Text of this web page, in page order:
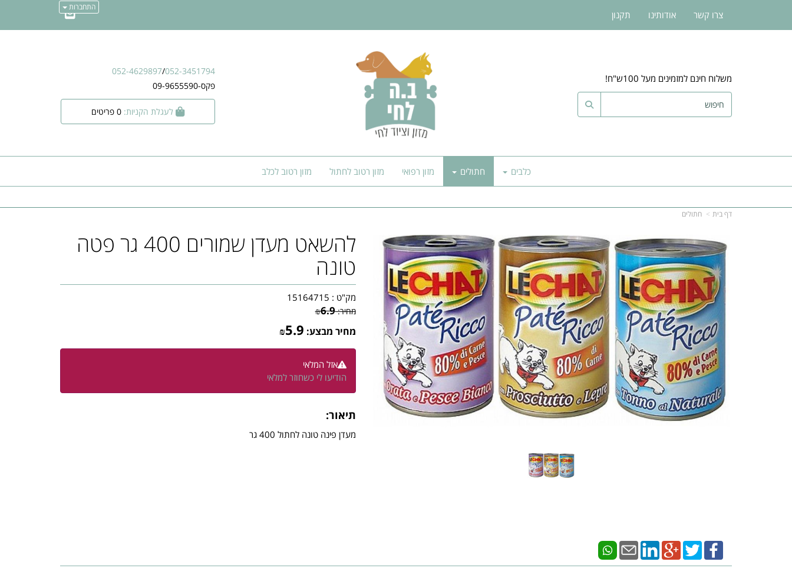
התחברות
משלוח חינם למזמינים מעל 100ש"ח!
052-4629897/052-3451794
פקס-09-9655590
0
כלבים חתולים מזון רפואי מזון רטוב לחתול מזון רטוב לכלב
צרו קשר אודותינו תקנון
דף בית חתולים
להשאט מעדן שמורים 400 גר פטה
טונה
מק"ט : 15164715
מחיר: ₪6.9
מחיר מבצע: ₪5.9
אזל המלאי
הודיעו לי כשחוזר למלאי
תיאור:
מעדן פינה טונה לחתול 400 גר